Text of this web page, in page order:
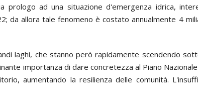
ad una situazione d'emergenza idrica,
da allora tale fenomeno è costato annualmente 4
laghi, che stanno però rapidamente scendendo
importanza di dare concretezza al Piano
aumentando la resilienza delle comunità.